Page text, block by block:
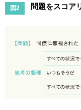
図2 問題をスコア